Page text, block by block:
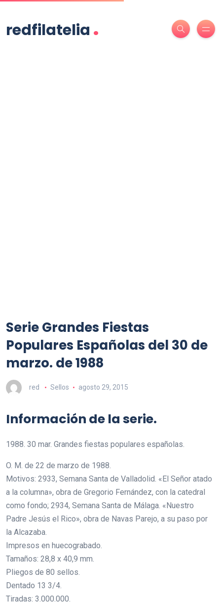
redfilatelia .
Serie Grandes Fiestas
Populares Españolas del 30 de
marzo. de 1988
red Sellos agosto 29, 2015
Información de la serie.
1988. 30 mar. Grandes fiestas populares españolas.
O. M. de 22 de marzo de 1988.
Motivos: 2933, Semana Santa de Valladolid. «El Señor atado
a la columna», obra de Gregorio Fernández, con la catedral
como fondo; 2934, Semana Santa de Málaga. «Nuestro
Padre Jesús el Rico», obra de Navas Parejo, a su paso por
la Alcazaba.
Impresos en huecograbado.
Tamaños: 28,8 x 40,9 mm.
Pliegos de 80 sellos.
Dentado 13 3/4.
Tiradas: 3.000.000.